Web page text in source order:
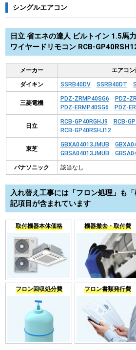
シングルエアコン
日立 省エネの達人 ビルトイン 1.5馬
ワイヤードリモコン RCB-
メーカー エアコ
ダイキン SSRB40DV SSRB40DT
三菱電機
PDZ-ZRMP40SG6
PDZ-
PDZ-ERMP40SG6
PDZ-
日立
RCB-GP40RGHJ9
RCB-
RCB-GP40RSHJ12
東芝
GBXA04013JMUB
GBSA04013JMUB
パナソニック 該当なし
入れ替え工事には「フロン処理」も
記項目が含まれています
取付機器本体価格 機器撤去・取付費
フロン回収処分費 フロン書類発行費